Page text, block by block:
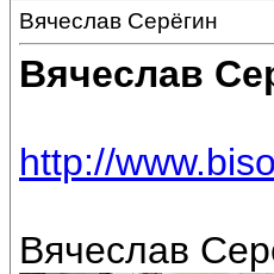
Вячеслав Серёгин
Вячеслав
http://
Вячеслав